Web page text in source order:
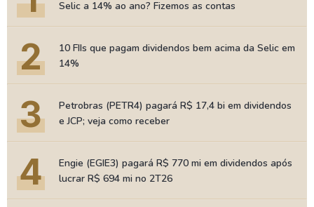
Selic a 14% ao ano? Fizemos as contas
2
10 FIIs que pagam dividendos bem acima da Selic em
14%
3
Petrobras (PETR4) pagará R$ 17,4 bi em dividendos
e JCP; veja como receber
4
Engie (EGIE3) pagará R$ 770 mi em dividendos após
lucrar R$ 694 mi no 2T26